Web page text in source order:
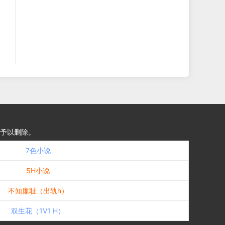
以删除。
7色小说
5H小说
不知廉耻（出轨h）
双生花（1V1 H）